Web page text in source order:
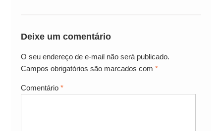
Deixe um comentário
O seu endereço de e-mail não será publicado.
Campos obrigatórios são marcados com *
Comentário *